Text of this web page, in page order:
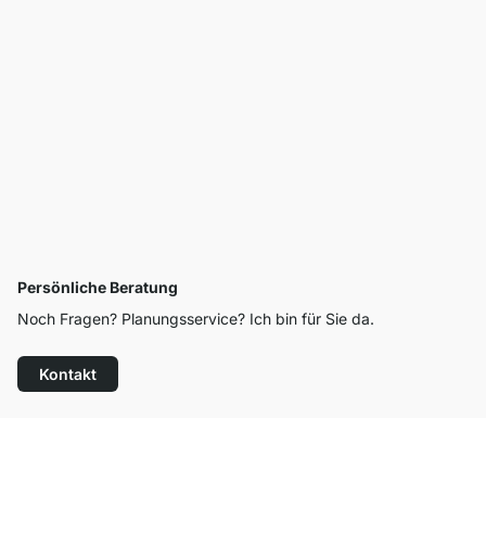
Persönliche Beratung
Noch Fragen? Planungsservice? Ich bin für Sie da.
Kontakt